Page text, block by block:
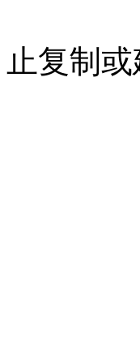
止复制